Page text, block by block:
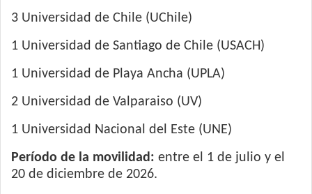
3 Universidad de Chile (UChile)
1 Universidad de Santiago de Chile (USACH)
1 Universidad de Playa Ancha (UPLA)
2 Universidad de Valparaiso (UV)
1 Universidad Nacional del Este (UNE)
Período de la movilidad: entre el 1 de julio y el
20 de diciembre de 2026.